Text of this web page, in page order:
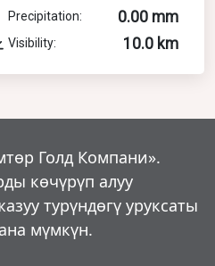
Precipitation: 0.00 mm
Visibility: 10.0 km
Голд Компани».
көчүрүп алуу
турүндөгү уруксаты
мүмкүн.